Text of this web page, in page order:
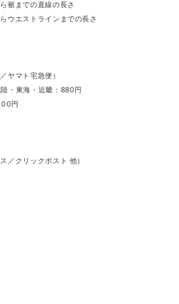
裾までの直線の長さ
ウエストラインまでの長さ
ヤマト宅急便）
・東海・近畿：880円
円
／クリックポスト 他）